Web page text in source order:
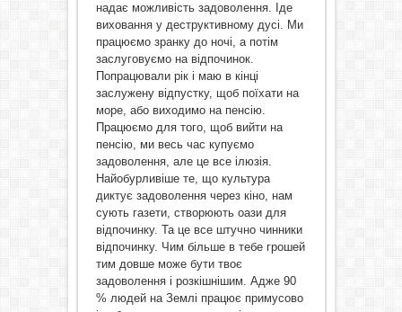
надає можливість задоволення. Іде
виховання у деструктивному дусі. Ми
працюємо зранку до ночі, а потім
заслуговуємо на відпочинок.
Попрацювали рік і маю в кінці
заслужену відпустку, щоб поїхати на
море, або виходимо на пенсію.
Працюємо для того, щоб вийти на
пенсію, ми весь час купуємо
задоволення, але це все ілюзія.
Найобурливіше те, що культура
диктує задоволення через кіно, нам
сують газети, створюють оази для
відпочинку. Та це все штучно чинники
відпочинку. Чим більше в тебе грошей
тим довше може бути твоє
задоволення і розкішнішим. Адже 90
% людей на Землі працює примусово